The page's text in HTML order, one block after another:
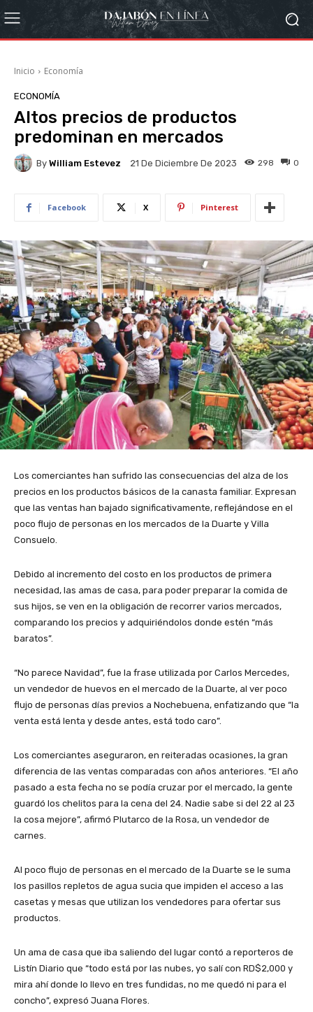
Inicio Economía
ECONOMÍA
Altos precios de productos
predominan en mercados
By William Estevez 21 De Diciembre De 2023 0
298
Facebook X Pinterest
Los comerciantes han sufrido las consecuencias del alza de los
precios en los productos básicos de la canasta familiar. Expresan
que las ventas han bajado significativamente, reflejándose en el
poco flujo de personas en los mercados de la Duarte y Villa
Consuelo.
Debido al incremento del costo en los productos de primera
necesidad, las amas de casa, para poder preparar la comida de
sus hijos, se ven en la obligación de recorrer varios mercados,
comparando los precios y adquiriéndolos donde estén “más
baratos”.
“No parece Navidad”, fue la frase utilizada por Carlos Mercedes,
un vendedor de huevos en el mercado de la Duarte, al ver poco
flujo de personas días previos a Nochebuena, enfatizando que “la
venta está lenta y desde antes, está todo caro”.
Los comerciantes aseguraron, en reiteradas ocasiones, la gran
diferencia de las ventas comparadas con años anteriores. “El año
pasado a esta fecha no se podía cruzar por el mercado, la gente
guardó los chelitos para la cena del 24. Nadie sabe si del 22 al 23
la cosa mejore”, afirmó Plutarco de la Rosa, un vendedor de
carnes.
Al poco flujo de personas en el mercado de la Duarte se le suma
los pasillos repletos de agua sucia que impiden el acceso a las
casetas y mesas que utilizan los vendedores para ofertar sus
productos.
Un ama de casa que iba saliendo del lugar contó a reporteros de
Listín Diario que “todo está por las nubes, yo salí con RD$2,000 y
mira ahí donde lo llevo en tres fundidas, no me quedó ni para el
concho”, expresó Juana Flores.